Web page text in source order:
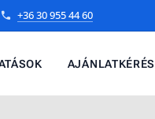
+36 30 955 44 60
AJÁNLATKÉRÉS